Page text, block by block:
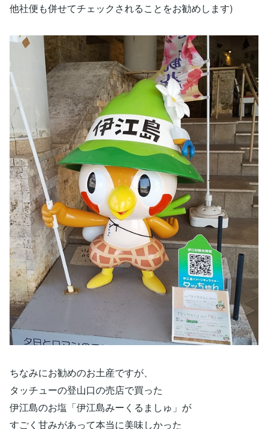
他社便も併せてチェックされることをお勧めします)
ちなみにお勧めのお土産ですが、
タッチューの登山口の売店で買った
伊江島のお塩「伊江島みーくるましゅ」が
すごく甘みがあって本当に美味しかった